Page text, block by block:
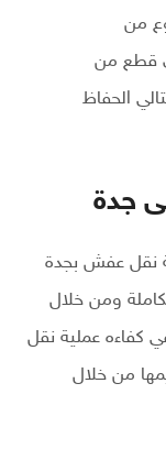
من
قطع من
الحفاظ
جدة
نقل عفش بجدة
ومن خلال
كفاءه عملية نقل
من خلال